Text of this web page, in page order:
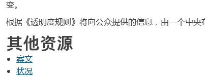
变。
根据《透明度规则》将向公众提供的信息，由一个中
其他资源
案文
状况